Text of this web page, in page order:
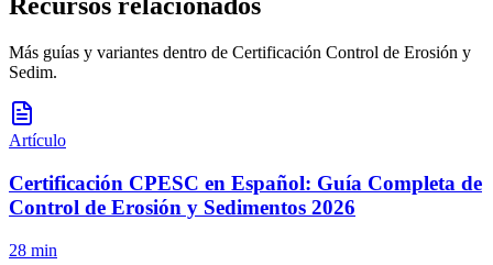
Recursos relacionados
Más guías y variantes dentro de Certificación Control de Erosión y
Sedim.
Artículo
Certificación CPESC en Español: Guía Completa de
Control de Erosión y Sedimentos 2026
28 min